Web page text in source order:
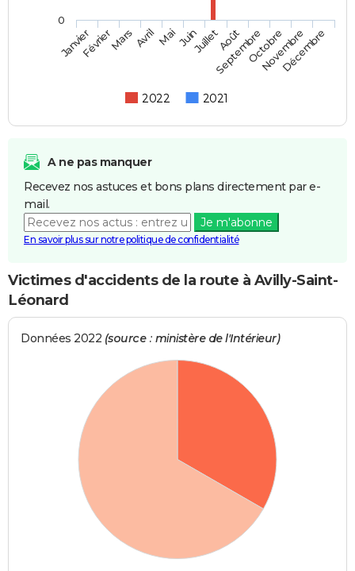
2022 2021
JanvierFévrierMars AvrilMaiJuinJuilletAoût
SeptembreOctobre
Novembre
Décembre
0
A ne pas manquer
Recevez nos astuces et bons plans directement par e-
mail.
Je m'abonne
En savoir plus sur notre politique de confidentialité
Victimes d'accidents de la route à Avilly-Saint-
Léonard
Données 2022 (source : ministère de l'Intérieur)